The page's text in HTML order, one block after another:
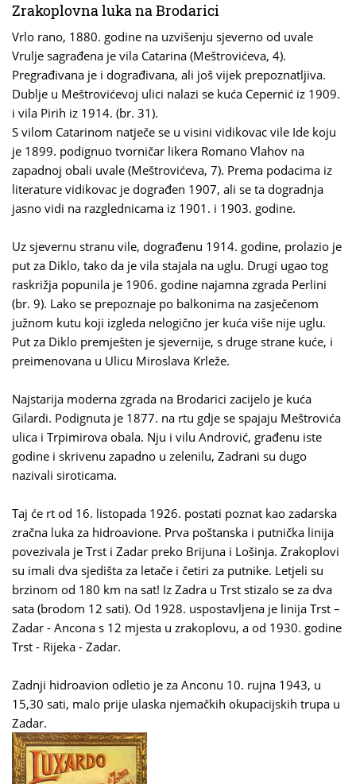
Zrakoplovna luka na Brodarici
Vrlo rano, 1880. godine na uzvišenju sjeverno od uvale
Vrulje sagrađena je vila Catarina (Meštrovićeva, 4).
Pregrađivana je i dograđivana, ali još vijek prepoznatljiva.
Dublje u Meštrovićevoj ulici nalazi se kuća Cepernić iz 1909.
i vila Pirih iz 1914. (br. 31).
S vilom Catarinom natječe se u visini vidikovac vile Ide koju
je 1899. podignuo tvorničar likera Romano Vlahov na
zapadnoj obali uvale (Meštrovićeva, 7). Prema podacima iz
literature vidikovac je dograđen 1907, ali se ta dogradnja
jasno vidi na razglednicama iz 1901. i 1903. godine.
Uz sjevernu stranu vile, dograđenu 1914. godine, prolazio je
put za Diklo, tako da je vila stajala na uglu. Drugi ugao tog
raskrižja popunila je 1906. godine najamna zgrada Perlini
(br. 9). Lako se prepoznaje po balkonima na zasječenom
južnom kutu koji izgleda nelogično jer kuća više nije uglu.
Put za Diklo premješten je sjevernije, s druge strane kuće, i
preimenovana u Ulicu Miroslava Krleže.
Najstarija moderna zgrada na Brodarici zacijelo je kuća
Gilardi. Podignuta je 1877. na rtu gdje se spajaju Meštrovića
ulica i Trpimirova obala. Nju i vilu Andrović, građenu iste
godine i skrivenu zapadno u zelenilu, Zadrani su dugo
nazivali siroticama.
Taj će rt od 16. listopada 1926. postati poznat kao zadarska
zračna luka za hidroavione. Prva poštanska i putnička linija
povezivala je Trst i Zadar preko Brijuna i Lošinja. Zrakoplovi
su imali dva sjedišta za letače i četiri za putnike. Letjeli su
brzinom od 180 km na sat! Iz Zadra u Trst stizalo se za dva
sata (brodom 12 sati). Od 1928. uspostavljena je linija Trst –
Zadar - Ancona s 12 mjesta u zrakoplovu, a od 1930. godine
Trst - Rijeka - Zadar.
Zadnji hidroavion odletio je za Anconu 10. rujna 1943, u
15,30 sati, malo prije ulaska njemačkih okupacijskih trupa u
Zadar.